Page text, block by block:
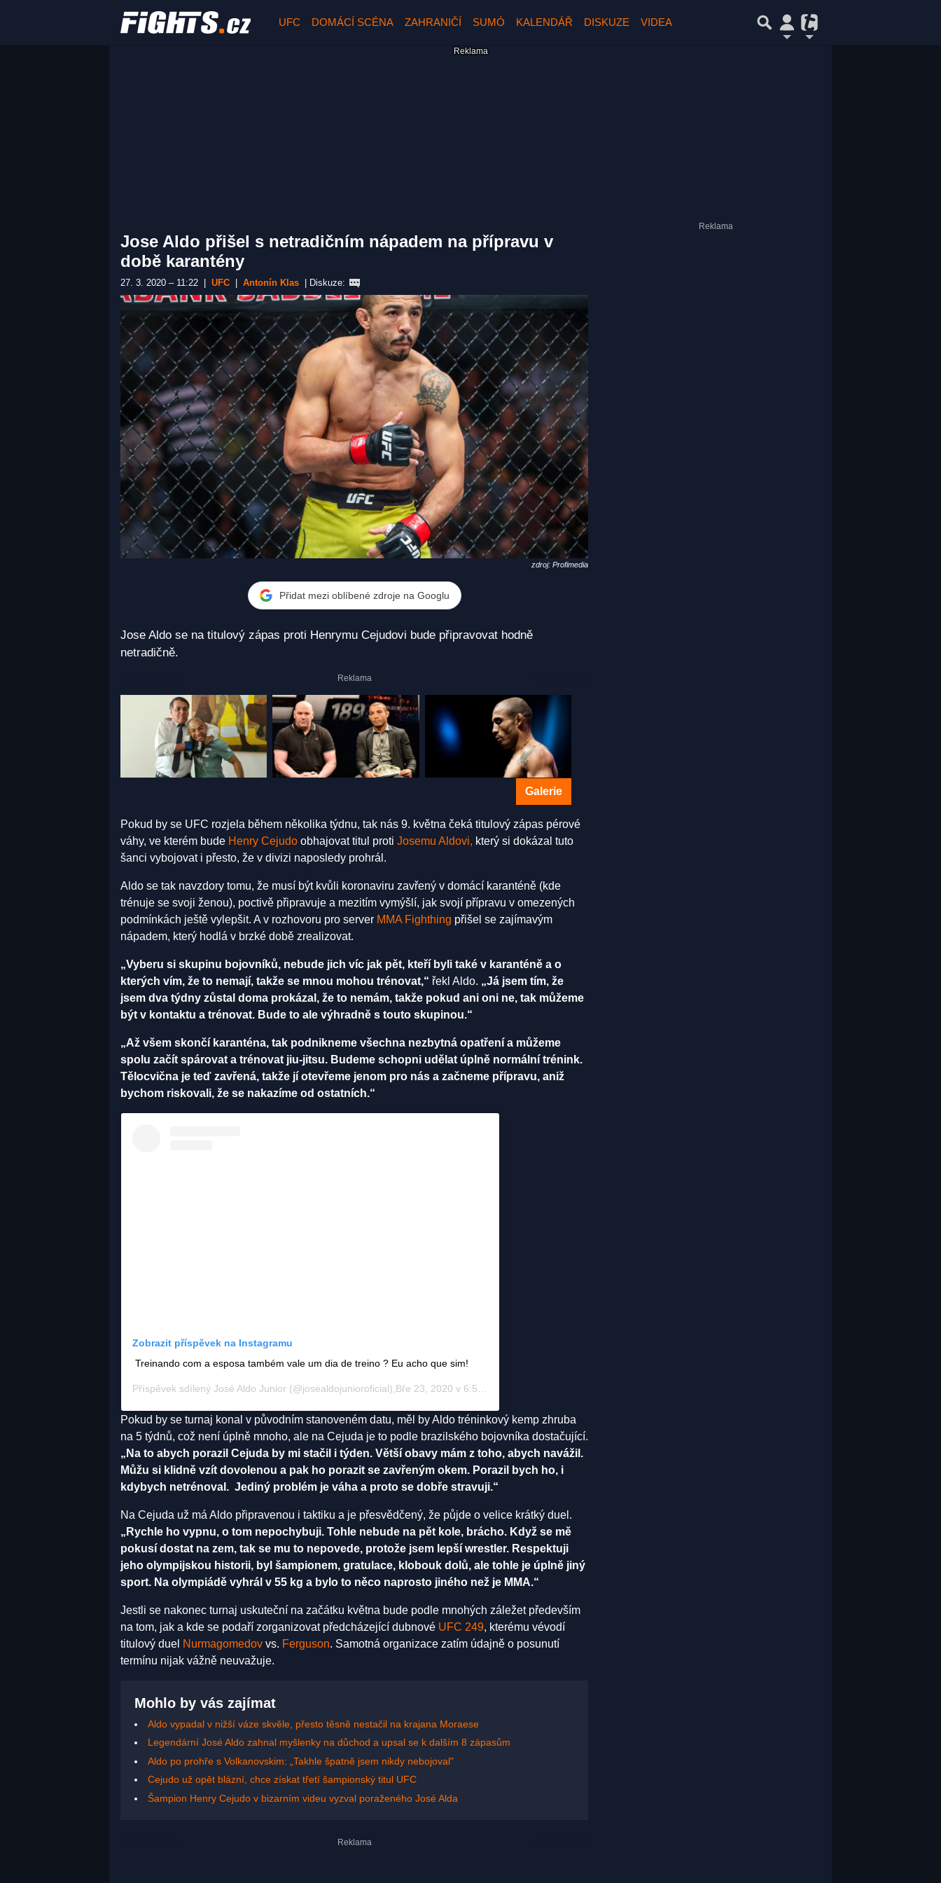
UFC DOMÁCÍ SCÉNA ZAHRANIČÍ SUMÓ KALENDÁŘ DISKUZE VIDEA
Jose Aldo přišel s netradičním nápadem na přípravu v
době karantény
27. 3. 2020 – 11:22 UFC Antonín Klas Diskuze:
zdroj: Profimedia
Přidat mezi oblíbené zdroje na Googlu
Jose Aldo se na titulový zápas proti Henrymu Cejudovi bude připravovat hodně
netradičně.
Galerie
Pokud by se UFC rozjela během několika týdnu, tak nás 9. května čeká titulový zápas pérové
váhy, ve kterém bude Henry Cejudo obhajovat titul proti Josemu Aldovi, který si dokázal tuto
šanci vybojovat i přesto, že v divizi naposledy prohrál.
Aldo se tak navzdory tomu, že musí být kvůli koronaviru zavřený v domácí karanténě (kde
trénuje se svoji ženou), poctivě připravuje a mezitím vymýšlí, jak svojí přípravu v omezených
podmínkách ještě vylepšit. A v rozhovoru pro server MMA Fighthing přišel se zajímavým
nápadem, který hodlá v brzké době zrealizovat.
„Vyberu si skupinu bojovníků, nebude jich víc jak pět, kteří byli také v karanténě a o
kterých vím, že to nemají, takže se mnou mohou trénovat,“ řekl Aldo. „Já jsem tím, že
jsem dva týdny zůstal doma prokázal, že to nemám, takže pokud ani oni ne, tak můžeme
být v kontaktu a trénovat. Bude to ale výhradně s touto skupinou.“
„Až všem skončí karanténa, tak podnikneme všechna nezbytná opatření a můžeme
spolu začít spárovat a trénovat jiu-jitsu. Budeme schopni udělat úplně normální trénink.
Tělocvična je teď zavřená, takže jí otevřeme jenom pro nás a začneme přípravu, aniž
bychom riskovali, že se nakazíme od ostatních.“
Zobrazit příspěvek na Instagramu
Treinando com a esposa também vale um dia de treino ? Eu acho que sim!
Příspěvek sdílený José Aldo Junior (@josealdojunioroficial),Bře 23, 2020 v 6:53 PDT
Pokud by se turnaj konal v původním stanoveném datu, měl by Aldo tréninkový kemp zhruba
na 5 týdnů, což není úplně mnoho, ale na Cejuda je to podle brazilského bojovníka dostačující.
„Na to abych porazil Cejuda by mi stačil i týden. Větší obavy mám z toho, abych navážil.
Můžu si klidně vzít dovolenou a pak ho porazit se zavřeným okem. Porazil bych ho, i
kdybych netrénoval. Jediný problém je váha a proto se dobře stravuji.“
Na Cejuda už má Aldo připravenou i taktiku a je přesvědčený, že půjde o velice krátký duel.
„Rychle ho vypnu, o tom nepochybuji. Tohle nebude na pět kole, brácho. Když se mě
pokusí dostat na zem, tak se mu to nepovede, protože jsem lepší wrestler. Respektuji
jeho olympijskou historii, byl šampionem, gratulace, klobouk dolů, ale tohle je úplně jiný
sport. Na olympiádě vyhrál v 55 kg a bylo to něco naprosto jiného než je MMA.“
Jestli se nakonec turnaj uskuteční na začátku května bude podle mnohých záležet především
na tom, jak a kde se podaří zorganizovat předcházející dubnové UFC 249, kterému vévodí
titulový duel Nurmagomedov vs. Ferguson. Samotná organizace zatím údajně o posunutí
termínu nijak vážně neuvažuje.
Mohlo by vás zajímat
Aldo vypadal v nižší váze skvěle, přesto těsně nestačil na krajana Moraese
Legendární José Aldo zahnal myšlenky na důchod a upsal se k dalším 8 zápasům
Aldo po prohře s Volkanovskim: „Takhle špatně jsem nikdy nebojoval"
Cejudo už opět blázní, chce získat třetí šampionský titul UFC
Šampion Henry Cejudo v bizarním videu vyzval poraženého José Alda